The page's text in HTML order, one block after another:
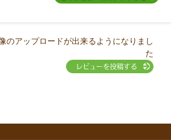
のアップロードが出来るようになりまし
た